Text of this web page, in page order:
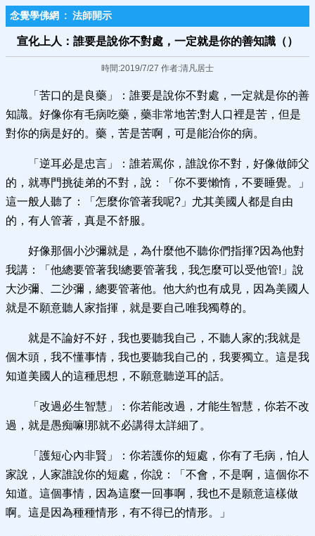
念覺學佛網 : 法師開示
宣化上人：誰要是說你不對處，一定就是你的善知識（）
時間:2019/7/27 作者:清凡居士
「苦口的是良藥」：誰要是說你不對處，一定就是你的善
知識。好像你有毛病吃藥，藥非常地苦;對人口裡是苦，但是
對你的病是好的。藥，苦是苦啊，可是能治你的病。
「逆耳必是忠言」：誰若罵你，誰說你不對，好像做師父
的，就專門挑徒弟的不對，說：「你不要懶惰，不要睡覺。」
這一般人聽了：「怎麼你管著我呢?」尤其美國人都是自由
的，有人管著，真是不舒服。
好像那個小沙彌就是，為什麼他不聽你們指揮?因為他對
我講：「他總要管著我!總要管著我，我怎麼可以受他管!」說
大沙彌、二沙彌，總要管著他。他大約也有成見，因為美國人
就是不願意聽人家指揮，就是要自己唯我獨尊的。
就是不論好不好，我也要聽我自己，不聽人家的;我就是
個木頭，我不懂事情，我也要聽我自己的，我要獨立。這是我
知道美國人的這種思想，不願意聽逆耳的話。
「改過必生智慧」：你若能改過，才能生智慧，你若不改
過，就是愚痴嘛!那就不必講得太詳細了。
「護短心內非賢」：你若護你的短處，你有了毛病，怕人
家說，人家誰說你的短處，你說：「不會，不是啊，這個你不
知道。這個事情，因為這麼一回事啊，我也不是願意這樣做
啊。這是因為種種情形，有不得已的情形。」